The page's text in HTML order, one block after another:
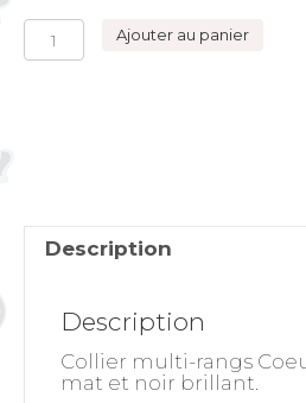
quantité
Collier
Ajouter au panier
Description
Description
Collier multi-rangs
mat et noir brillant.